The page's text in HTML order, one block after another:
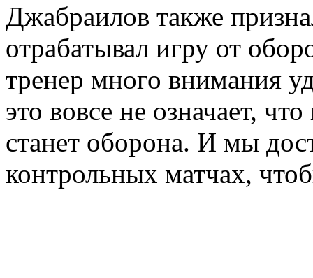
Джабраилов также
отрабатывал игру от
тренер много внимания
это вовсе не означает,
станет оборона. И мы
контрольных матчах,